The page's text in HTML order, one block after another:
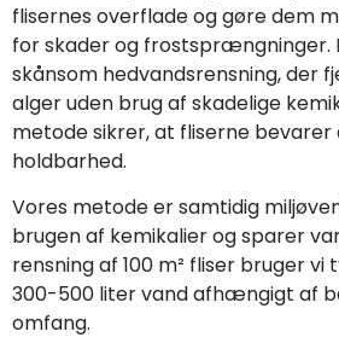
flisernes overflade og gøre dem
for skader og frostsprængninger.
skånsom hedvandsrensning, der
alger uden brug af skadelige
metode sikrer, at fliserne
holdbarhed.
Vores metode er samtidig
brugen af kemikalier og sparer
rensning af 100 m² fliser bruger vi
300-500 liter vand afhængigt af
omfang.